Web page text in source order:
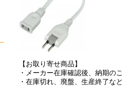
【お取り寄せ商品】
・メーカー在庫確認後、納期の
・在庫切れ、廃盤、生産終了な